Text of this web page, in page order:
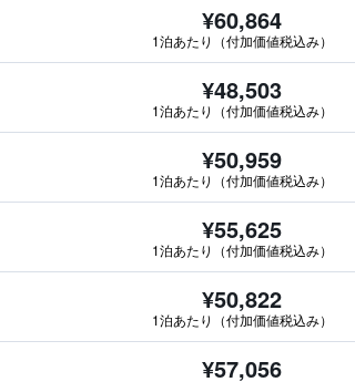
¥60,864
1泊あたり（付加価値税込み）
¥48,503
1泊あたり（付加価値税込み）
¥50,959
1泊あたり（付加価値税込み）
¥55,625
1泊あたり（付加価値税込み）
¥50,822
1泊あたり（付加価値税込み）
¥57,056